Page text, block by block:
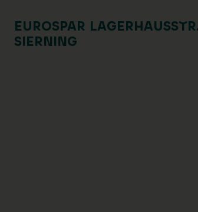
EUROSPAR
SIERNING